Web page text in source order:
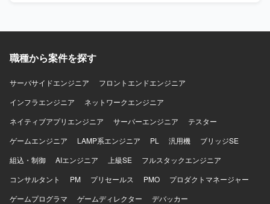
職種から案件を探す
サーバサイドエンジニア
フロントエンドエンジニア
インフラエンジニア
ネットワークエンジニア
ネイティブアプリエンジニア
サーバーエンジニア
テスター
ゲームエンジニア
LAMP系エンジニア PL 汎用機
ブリッジSE
組込・制御
AIエンジニア 上級SE
フルスタックエンジニア
コンサルタント
PM プリセールス PMO
プロダクトマネージャー
ゲームプログラマ
ゲームディレクター
デバッカー